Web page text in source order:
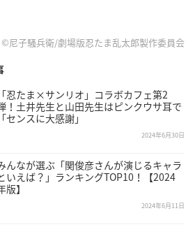
©︎尼子騒兵衛/劇場版忍たま乱太郎製作委員会
「忍たま×サンリオ」コラボカフェ第2
！土井先生と山田先生はピンクウサ耳で
「センスに大感謝」
2024年6月30日
んなが選ぶ「関俊彦さんが演じるキャラ
いえば？」ランキングTOP10！【2024
版】
2024年6月11日